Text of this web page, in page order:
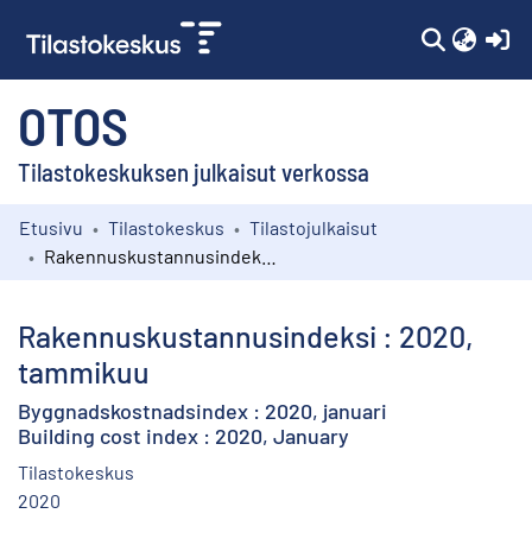
OTOS
Tilastokeskuksen julkaisut verkossa
Kokoelmat
Etusivu Tilastokeskus
Tilastojulkaisut
Rakennuskustannusindeksi : 2020,
tammikuu
Byggnadskostnadsindex : 2020, januari
Building cost index : 2020, January
Tilastokeskus
2020